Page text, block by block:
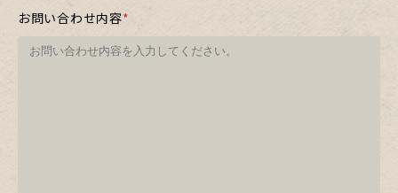
お問い合わせ内容*